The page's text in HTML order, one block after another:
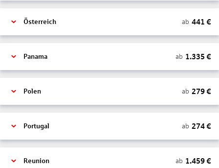
Österreich ab 441 €
Panama ab 1.335 €
Polen ab 279€
Portugal ab 274€
Reunion ab 1.459€